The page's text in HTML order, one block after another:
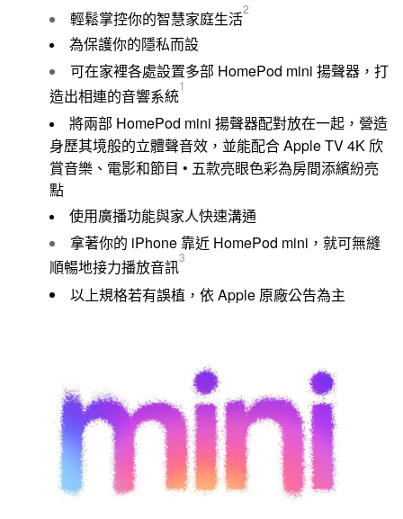
輕鬆掌控你的智慧家庭生活
2
為保護你的隱私而設
可在家裡各處設置多部 HomePod mini 揚聲器，打
造出相連的音響系統
1
將兩部 HomePod mini 揚聲器配對放在一起，營造
身歷其境般的立體聲音效，並能配合 Apple TV 4K 欣
賞音樂、電影和節目 • 五款亮眼色彩為房間添繽紛亮
點
使用廣播功能與家人快速溝通
拿著你的 iPhone 靠近 HomePod mini ，就可無縫
順暢地接力播放音訊
3
以上規格若有誤植，依 Apple 原廠公告為主